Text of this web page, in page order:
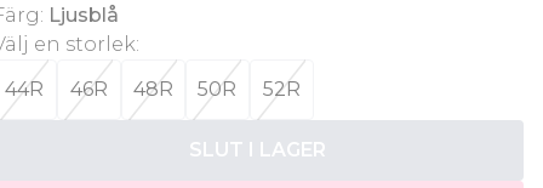
: Ljusblå
en storlek:
44R
46R 48R 50R 52R
SLUT I LAGER